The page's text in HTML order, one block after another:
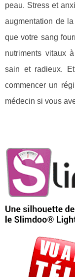
peau. Stress et
augmentation de
que votre sang
nutriments vitaux
sain et radieux.
commencer un
médecin si vous